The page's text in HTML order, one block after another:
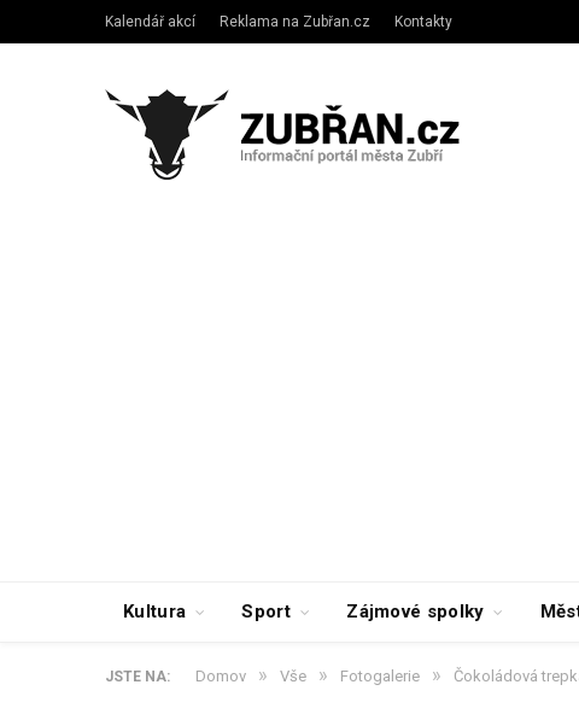
Kalendář akcí Reklama na Zubřan.cz Kontakty
Kultura Sport Zájmové spolky
JSTE NA: Domov » Vše » Fotogalerie » Čokoládová